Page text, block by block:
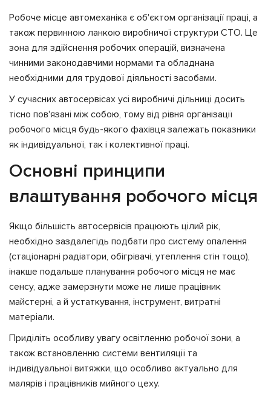
Робоче місце автомеханіка є об'єктом організації праці, а
також первинною ланкою виробничої структури СТО. Це
зона для здійснення робочих операцій, визначена
чинними законодавчими нормами та обладнана
необхідними для трудової діяльності засобами.
У сучасних автосервісах усі виробничі дільниці досить
тісно пов'язані між собою, тому від рівня організації
робочого місця будь-якого фахівця залежать показники
як індивідуальної, так і колективної праці.
Основні принципи
влаштування робочого місця
Якщо більшість автосервісів працюють цілий рік,
необхідно заздалегідь подбати про систему опалення
(стаціонарні радіатори, обігрівачі, утеплення стін тощо),
інакше подальше планування робочого місця не має
сенсу, адже замерзнути може не лише працівник
майстерні, а й устаткування, інструмент, витратні
матеріали.
Приділіть особливу увагу освітленню робочої зони, а
також встановленню системи вентиляції та
індивідуальної витяжки, що особливо актуально для
малярів і працівників мийного цеху.